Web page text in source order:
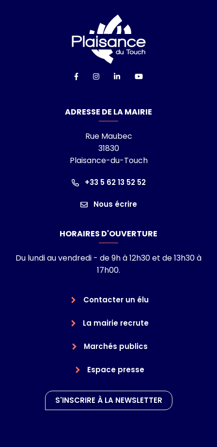
Lien vers le compte Facebook
Lien vers le compte Instagram
Lien vers le compte
Lien vers la chaîne
ADRESSE DE LA MAIRIE
Rue Maubec
31830
Plaisance-du-Touch
+33 5 62 13 52 52
Nous écrire
HORAIRES D'OUVERTURE
Du lundi au vendredi - de 9h à 12h30 et de 13h30 à
17h00.
Contacter un élu
La mairie recrute
Marchés publics
Espace presse
S'INSCRIRE À LA NEWSLETTER